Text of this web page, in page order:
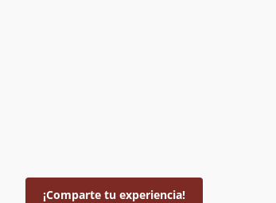
¡Comparte tu experiencia!